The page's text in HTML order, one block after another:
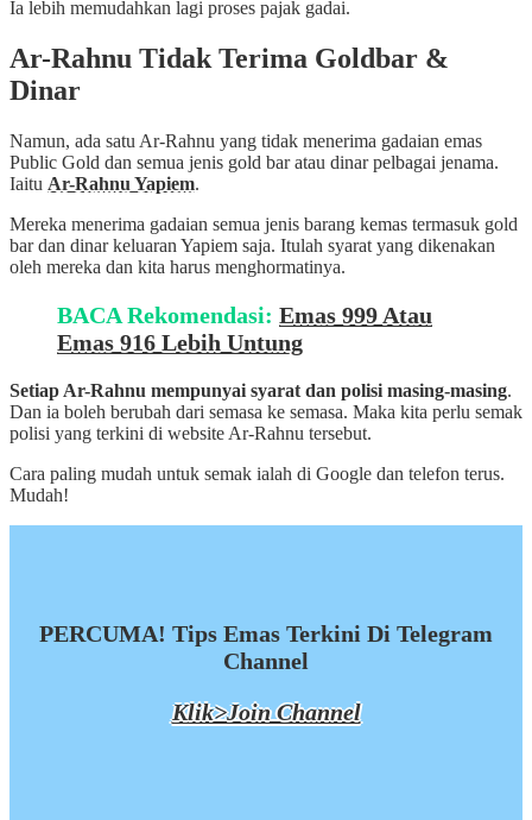
Ia lebih memudahkan lagi proses pajak gadai.
Ar-Rahnu Tidak Terima Goldbar &
Dinar
Namun, ada satu Ar-Rahnu yang tidak menerima gadaian emas
Public Gold dan semua jenis gold bar atau dinar pelbagai jenama.
Iaitu Ar-Rahnu Yapiem.
Mereka menerima gadaian semua jenis barang kemas termasuk gold
bar dan dinar keluaran Yapiem saja. Itulah syarat yang dikenakan
oleh mereka dan kita harus menghormatinya.
BACA Rekomendasi: Emas 999 Atau
Emas 916 Lebih Untung
Setiap Ar-Rahnu mempunyai syarat dan polisi masing-masing.
Dan ia boleh berubah dari semasa ke semasa. Maka kita perlu semak
polisi yang terkini di website Ar-Rahnu tersebut.
Cara paling mudah untuk semak ialah di Google dan telefon terus.
Mudah!
PERCUMA! Tips Emas Terkini Di Telegram
Channel
Klik>Join Channel